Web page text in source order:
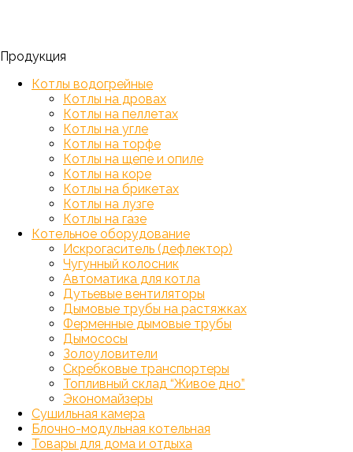
Продукция
Котлы водогрейные
Котлы на дровах
Котлы на пеллетах
Котлы на угле
Котлы на торфе
Котлы на щепе и опиле
Котлы на коре
Котлы на брикетах
Котлы на лузге
Котлы на газе
Котельное оборудование
Искрогаситель (дефлектор)
Чугунный колосник
Автоматика для котла
Дутьевые вентиляторы
Дымовые трубы на растяжках
Ферменные дымовые трубы
Дымососы
Золоуловители
Скребковые транспортеры
Топливный склад “Живое дно”
Экономайзеры
Сушильная камера
Блочно-модульная котельная
Товары для дома и отдыха